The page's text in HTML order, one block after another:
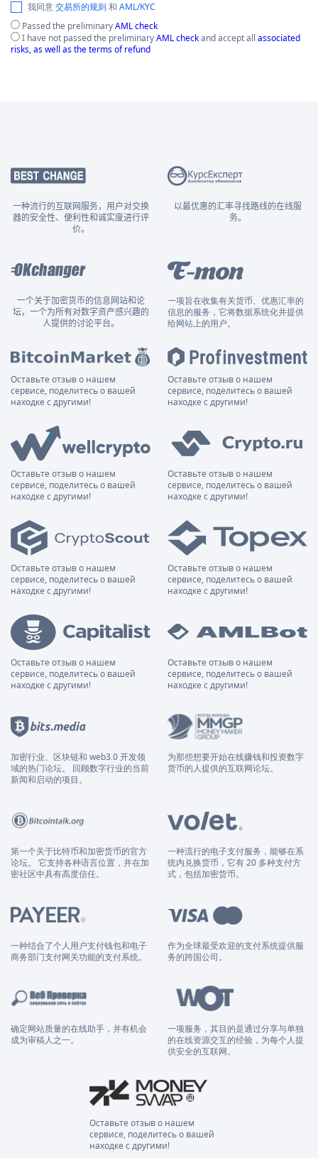
我同意交易所的规则和 AML/KYC
Passed the preliminaryAML check
I have not passed the preliminaryAML checkand accept all associated
risks, as well as the terms of refund
一种流行的互联网服务，用户对交换
器的安全性、便利性和诚实度进行评
价。
以最优惠的汇率寻找路线的在线服
务。
一个关于加密货币的信息网站和论
坛，一个为所有对数字资产感兴趣的
人提供的讨论平台。
一项旨在收集有关货币、优惠汇率的
信息的服务，它将数据系统化并提供
给网站上的用户。
Оставьте отзыв о нашем
сервисе, поделитесь о вашей
находке с другими!
Оставьте отзыв о нашем
сервисе, поделитесь о вашей
находке с другими!
Оставьте отзыв о нашем
сервисе, поделитесь о вашей
находке с другими!
Оставьте отзыв о нашем
сервисе, поделитесь о вашей
находке с другими!
Оставьте отзыв о нашем
сервисе, поделитесь о вашей
находке с другими!
Оставьте отзыв о нашем
сервисе, поделитесь о вашей
находке с другими!
Оставьте отзыв о нашем
сервисе, поделитесь о вашей
находке с другими!
Оставьте отзыв о нашем
сервисе, поделитесь о вашей
находке с другими!
加密行业、区块链和 web3.0 开发领
域的热门论坛。 回顾数字行业的当前
新闻和启动的项目。
为那些想要开始在线赚钱和投资数字
货币的人提供的互联网论坛。
第一个关于比特币和加密货币的官方
论坛。 它支持各种语言位置，并在加
密社区中具有高度信任。
一种流行的电子支付服务，能够在系
统内兑换货币，它有 20 多种支付方
式，包括加密货币。
一种结合了个人用户支付钱包和电子
商务部门支付网关功能的支付系统。
作为全球最受欢迎的支付系统提供服
务的跨国公司。
确定网站质量的在线助手，并有机会
成为审稿人之一。
一项服务，其目的是通过分享与单独
的在线资源交互的经验，为每个人提
供安全的互联网。
Оставьте отзыв о нашем
сервисе, поделитесь о вашей
находке с другими!